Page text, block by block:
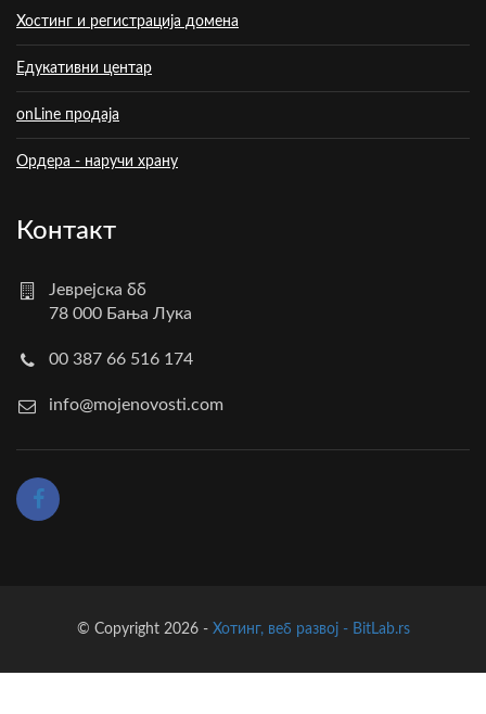
Хостинг и регистрација домена
Едукативни центар
onLine продаја
Ордера - наручи храну
Контакт
Јеврејска бб
78 000 Бања Лука
00 387 66 516 174
info@mojenovosti.com
© Copyright 2026 - Хотинг, веб развој - BitLab.rs